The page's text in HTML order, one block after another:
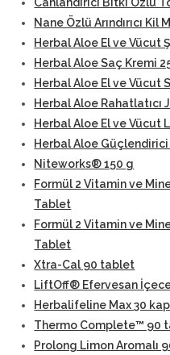
Canlandırıcı Bitki Özlü
Nane Özlü Arındırıcı Kil
Herbal Aloe El ve Vücut
Herbal Aloe Saç Kremi
Herbal Aloe El ve Vücut
Herbal Aloe Rahatlatıcı
Herbal Aloe El ve Vücut
Herbal Aloe
Niteworks® 150 g
Formül 2 Vitamin ve
Tablet
Formül 2 Vitamin ve
Tablet
Xtra-Cal 90 tablet
LiftOff® Efervesan
Herbalifeline Max 30
Thermo Complete™ 90
Prolong Limon Aromalı